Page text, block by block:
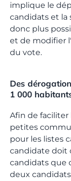
implique le
candidats et la
donc plus
et de modifier
du vote.
Des dérogations pour les communes de moins de
1 000
Afin de
petites
pour les listes
candidate doit
candidats que
deux